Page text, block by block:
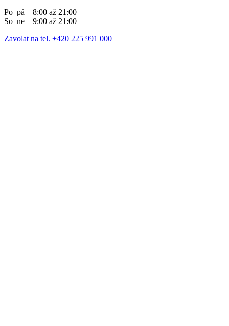
Po–pá – 8:00 až 21:00
So–ne – 9:00 až 21:00
Zavolat na tel. +420 225 991 000